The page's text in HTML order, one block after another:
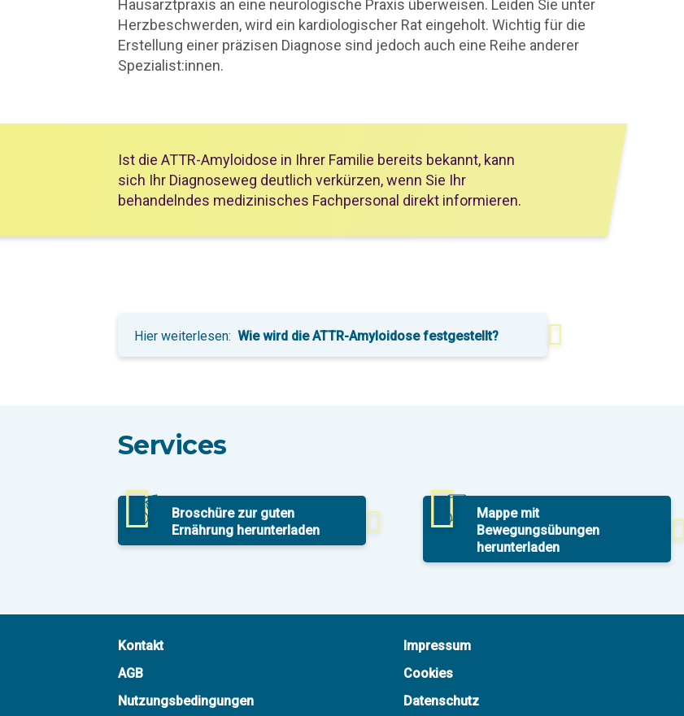
Hausarztpraxis an eine neurologische Praxis überweisen. Leiden Sie unter
Herzbeschwerden, wird ein kardiologischer Rat eingeholt. Wichtig für die
Erstellung einer präzisen Diagnose sind jedoch auch eine Reihe anderer
Spezialist:innen.
Ist die ATTR-Amyloidose in Ihrer Familie bereits bekannt, kann
sich Ihr Diagnoseweg deutlich verkürzen, wenn Sie Ihr
behandelndes medizinisches Fachpersonal direkt informieren.
Hier weiterlesen: Wie wird die ATTR-Amyloidose festgestellt?
Services
Broschüre zur guten
Ernährung herunterladen
Mappe mit
Bewegungsübungen
herunterladen
Kontakt Impressum
AGB
Cookies
Nutzungsbedingungen
Datenschutz